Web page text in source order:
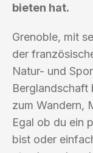
bieten hat.
Grenoble, mit
der
Natur- und
Berglandschaft
zum Wandern,
Egal ob du ein
bist oder